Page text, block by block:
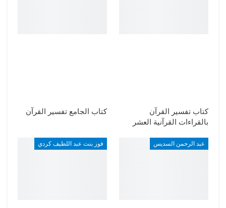
كتاب تفسير القرآن
بالقراءات القرآنية العشر
كتاب الجامع تفسير القرآن
عبد الرحمن السديس فوز بنت عبد اللطيف كردي